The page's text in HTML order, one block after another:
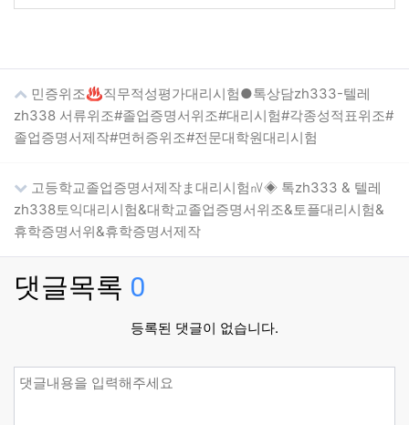
민증위조♨직무적성평가대리시험●톡상담zh333-텔레
zh338 서류위조#졸업증명서위조#대리시험#각종성적표위조#
졸업증명서제작#면허증위조#전문대학원대리시험
고등학교졸업증명서제작ま대리시험㎵◈ 톡zh333 & 텔레
zh338토익대리시험&대학교졸업증명서위조&토플대리시험&
휴학증명서위&휴학증명서제작
댓글목록 0
등록된 댓글이 없습니다.